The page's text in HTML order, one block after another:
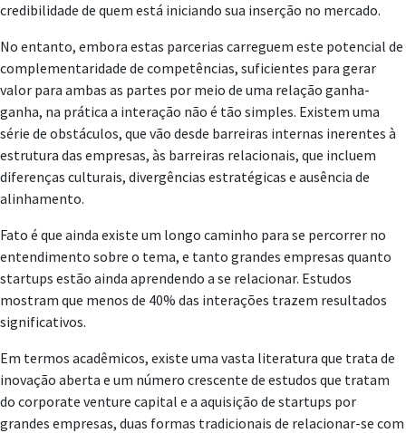
credibilidade de quem está iniciando sua inserção no mercado.
No entanto, embora estas parcerias carreguem este potencial de
complementaridade de competências, suficientes para gerar
valor para ambas as partes por meio de uma relação ganha-
ganha, na prática a interação não é tão simples. Existem uma
série de obstáculos, que vão desde barreiras internas inerentes à
estrutura das empresas, às barreiras relacionais, que incluem
diferenças culturais, divergências estratégicas e ausência de
alinhamento.
Fato é que ainda existe um longo caminho para se percorrer no
entendimento sobre o tema, e tanto grandes empresas quanto
startups estão ainda aprendendo a se relacionar. Estudos
mostram que menos de 40% das interações trazem resultados
significativos.
Em termos acadêmicos, existe uma vasta literatura que trata de
inovação aberta e um número crescente de estudos que tratam
do corporate venture capital e a aquisição de startups por
grandes empresas, duas formas tradicionais de relacionar-se com